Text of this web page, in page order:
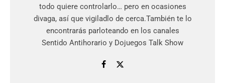
todo quiere controlarlo… pero en ocasiones
divaga, así que vigiladlo de cerca.También te lo
encontrarás parloteando en los canales
Sentido Antihorario y Dojuegos Talk Show